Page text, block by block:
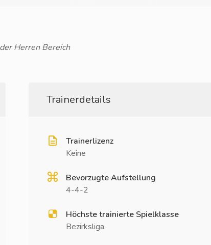
Herren Bereich
Trainerdetails
Trainerlizenz
Keine
Bevorzugte Aufstellung
4-4-2
Höchste trainierte Spielklasse
Bezirksliga